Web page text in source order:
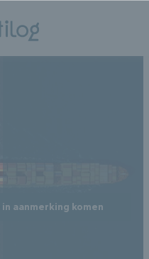
aanmerking komen